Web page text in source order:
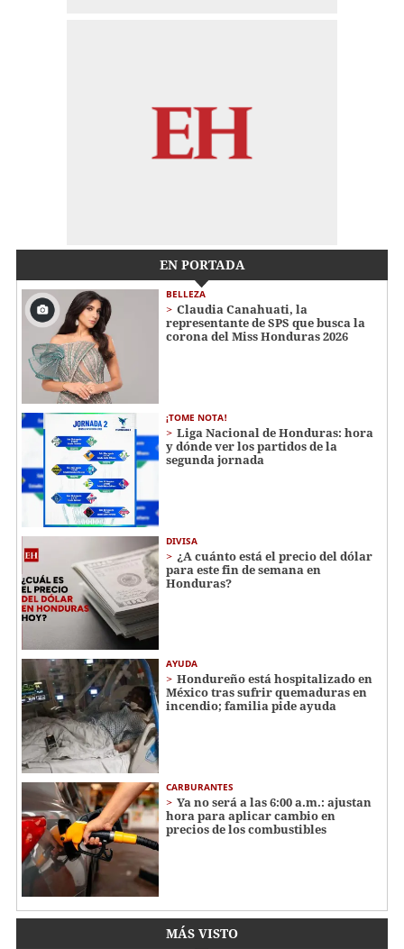
EN PORTADA
BELLEZA
Claudia Canahuati, la
representante de SPS que busca la
corona del Miss Honduras 2026
¡TOME NOTA!
Liga Nacional de Honduras: hora
y dónde ver los partidos de la
segunda jornada
DIVISA
¿A cuánto está el precio del dólar
para este fin de semana en
Honduras?
AYUDA
Hondureño está hospitalizado en
México tras sufrir quemaduras en
incendio; familia pide ayuda
CARBURANTES
Ya no será a las 6:00 a.m.: ajustan
hora para aplicar cambio en
precios de los combustibles
MÁS VISTO